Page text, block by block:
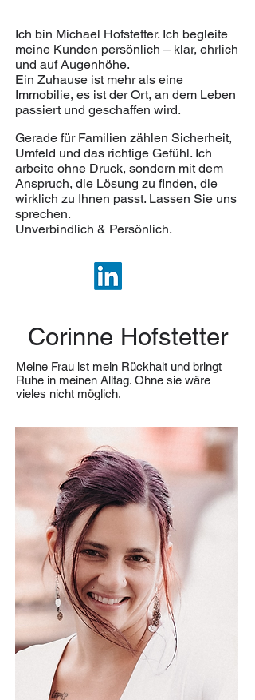
Ich bin Michael Hofstetter. Ich begleite
meine Kunden persönlich – klar, ehrlich
und auf Augenhöhe.
Ein Zuhause ist mehr als eine
Immobilie, es ist der Ort, an dem Leben
passiert und geschaffen wird.
Gerade für Familien zählen Sicherheit,
Umfeld und das richtige Gefühl. Ich
arbeite ohne Druck, sondern mit dem
Anspruch, die Lösung zu finden, die
wirklich zu Ihnen passt. Lassen Sie uns
sprechen.
Unverbindlich & Persönlich.​
Corinne Hofstetter
Meine Frau ist mein Rückhalt und bringt
Ruhe in meinen Alltag. Ohne sie wäre
vieles nicht möglich.